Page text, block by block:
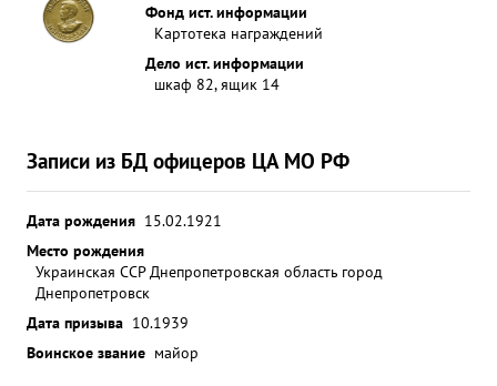
Фонд ист. информации
Картотека награждений
Дело ист. информации
шкаф 82, ящик 14
Записи из БД офицеров ЦА МО РФ
Дата рождения 15.02.1921
Место рождения
Украинская ССР Днепропетровская область город
Днепропетровск
Дата призыва 10.1939
Воинское звание майор